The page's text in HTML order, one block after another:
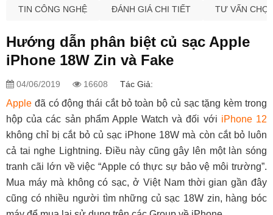
TIN CÔNG NGHỆ ĐÁNH GIÁ CHI TIẾT TƯ VẤN
Hướng dẫn phân biệt củ sạc Apple
iPhone 18W Zin và Fake
04/06/2019 16608 Tác Giả:
Apple đã có động thái cắt bỏ toàn bộ củ sạc tặng kèm trong
hộp của các sản phẩm Apple Watch và đối với iPhone 12
không chỉ bị cắt bỏ củ sạc iPhone 18W mà còn cắt bỏ luôn
cả tai nghe Lightning. Điều này cũng gây lên một làn sóng
tranh cãi lớn về việc “Apple có thực sự bảo vệ môi trường”.
Mua máy mà không có sạc, ở Việt Nam thời gian gần đây
cũng có nhiều người tìm những củ sạc 18W zin, hàng bóc